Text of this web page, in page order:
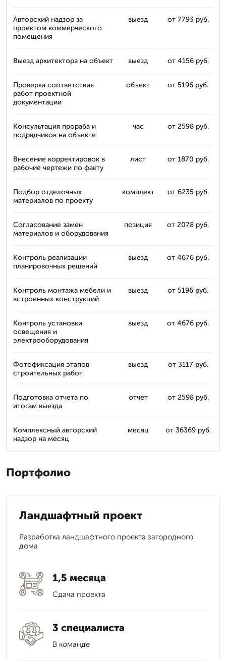
Авторский надзор за
проектом коммерческого
помещения
выезд от 7793 руб.
Выезд архитектора на объект выезд от 4156 руб.
Проверка соответствия
работ проектной
документации
объект от 5196 руб.
Консультация прораба и
подрядчиков на объекте
час от 2598 руб.
Внесение корректировок в
рабочие чертежи по факту
лист от 1870 руб.
Подбор отделочных
материалов по проекту
комплект от 6235 руб.
Согласование замен
материалов и оборудования
позиция от 2078 руб.
Контроль реализации
планировочных решений
выезд от 4676 руб.
Контроль монтажа мебели и
встроенных конструкций
выезд от 5196 руб.
Контроль установки
освещения и
электрооборудования
выезд от 4676 руб.
Фотофиксация этапов
строительных работ
выезд от 3117 руб.
Подготовка отчета по
итогам выезда
отчет от 2598 руб.
Комплексный авторский
надзор на месяц
месяц от 36369 руб.
Портфолио
Ландшафтный проект
Разработка ландшафтного проекта загородного
дома
1,5 месяца
Сдача проекта
3 специалиста
В команде